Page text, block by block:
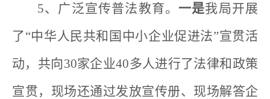
5、广泛宣传普法教育。 一是我局开展
了“中华人民共和国中小企业促进法”宣贯活
动，共向30家企业40多人进行了法律和政策
宣贯，现场还通过发放宣传册、现场解答企